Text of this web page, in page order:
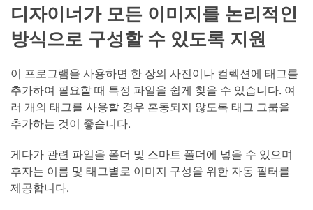
디자이너가 모든 이미지를 논리적인
방식으로 구성할 수 있도록 지원
이 프로그램을 사용하면 한 장의 사진이나 컬렉션에 태그를
추가하여 필요할 때 특정 파일을 쉽게 찾을 수 있습니다. 여
러 개의 태그를 사용할 경우 혼동되지 않도록 태그 그룹을
추가하는 것이 좋습니다.
게다가 관련 파일을 폴더 및 스마트 폴더에 넣을 수 있으며
후자는 이름 및 태그별로 이미지 구성을 위한 자동 필터를
제공합니다.